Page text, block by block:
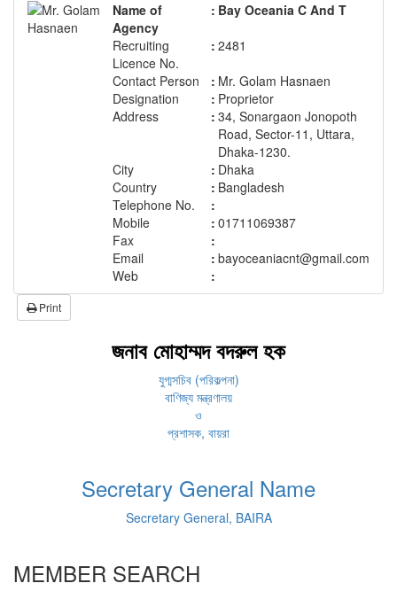
Name of
Agency
: Bay Oceania C And T
Recruiting
Licence No.
: 2481
Contact Person
: Mr. Golam Hasnaen
Designation
: Proprietor
Address
: 34, Sonargaon Jonopoth
Road, Sector-11, Uttara,
Dhaka-1230.
City
: Dhaka
Country
: Bangladesh
Telephone No.
:
Mobile
: 01711069387
Fax
:
Email
: bayoceaniacnt@gmail.com
Web
:
Print
জনাব মোহাম্মদ বদরুল হক
যুগ্মসচিব (পরিকল্পনা)
বাণিজ্য মন্ত্রণালয়
ও
প্রশাসক, বায়রা
Secretary General Name
Secretary General, BAIRA
MEMBER SEARCH